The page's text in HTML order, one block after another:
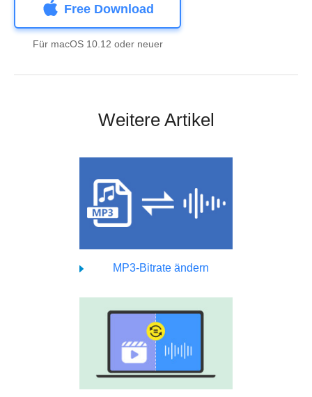
Free Download
Für macOS 10.12 oder neuer
Weitere Artikel
MP3-Bitrate ändern